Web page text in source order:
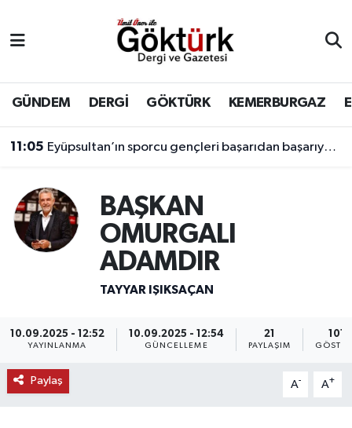
GÜNDEM DERGİ GÖKTÜRK KEMERBURGAZ
11:05 Eyüpsultan’ın sporcu gençleri başarıdan başarıya koşuyor.
BAŞKAN
OMURGALI
ADAMDIR
TAYYAR IŞIKSAÇAN
10.09.2025 - 12:52
YAYINLANMA
10.09.2025 - 12:54
GÜNCELLEME
21
PAYLAŞIM
1011
Paylaş A- A+
BİLİM
DERGİ
EĞİTİM
EKONOMİ
GÜNDEM
KEMERBURGAZ
Eyüpsultan Hava Durumu
Eyüpsultan Trafik Yoğunluk Haritası
Süper Lig Puan Durumu ve Fikstür
Son Dakika Haberleri
Haber Arşivi